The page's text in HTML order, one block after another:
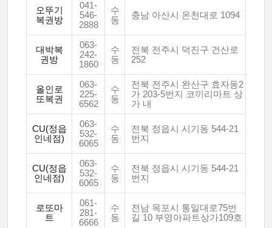
오뚜기
복권방
041-
546-
2888
수
동
충남 아산시 온천대로 1094
대박복
권방
063-
242-
1860
수
동
전북 전주시 덕진구 건산로
252
올인로
또복권
063-
225-
6562
수
동
전북 전주시 완산구 효자동2
가 203-5번지 코끼리마트 상
가 내
CU(정읍
인네점)
063-
532-
6065
수
동
전북 정읍시 시기동 544-21
번지
CU(정읍
인네점)
063-
532-
6065
수
동
전북 정읍시 시기동 544-21
번지
로또마
트
061-
281-
6666
수
동
전남 목포시 통일대로75번
길 10 부영아파트상가109호